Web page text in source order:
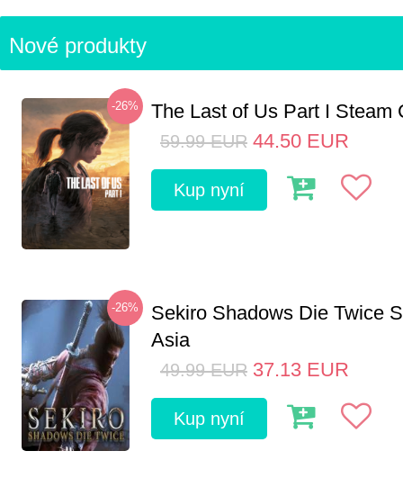
Nové produkty
-26% The Last of Us Part I Steam
59.99 EUR 44.50 EUR
Kup nyní
-26%
Sekiro Shadows Die Twice
Asia
49.99 EUR 37.13 EUR
Kup nyní